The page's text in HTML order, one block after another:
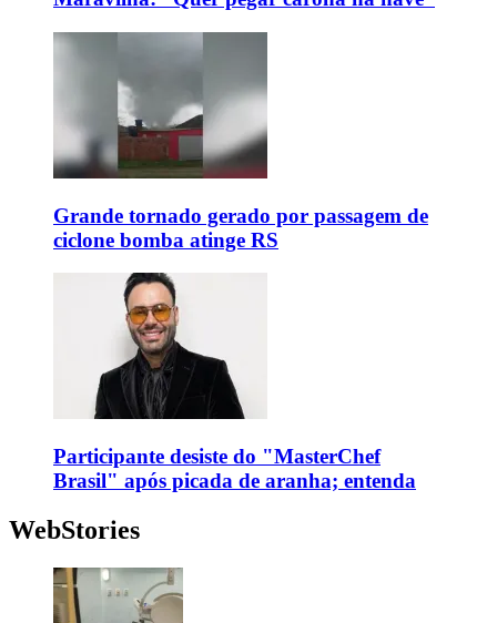
Grande tornado gerado por passagem de
ciclone bomba atinge RS
Participante desiste do "MasterChef
Brasil" após picada de aranha; entenda
WebStories